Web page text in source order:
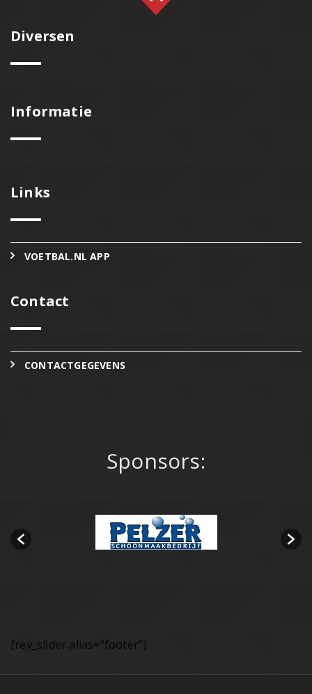
Diversen
Informatie
Links
VOETBAL.NL APP
Contact
CONTACTGEGEVENS
Sponsors:
[rev_slider alias="footer"]